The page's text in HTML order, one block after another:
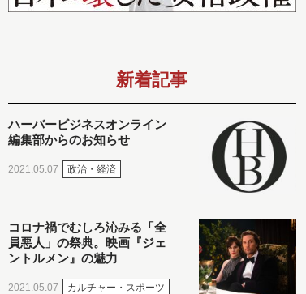
新着記事
ハーバービジネスオンライン
編集部からのお知らせ
2021.05.07 政治・経済
コロナ禍でむしろ沁みる「全
員悪人」の祭典。映画『ジェ
ントルメン』の魅力
2021.05.07 カルチャー・スポーツ